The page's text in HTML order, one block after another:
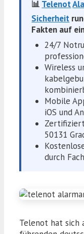
📊 Telenot
Sicherheit
Fakten auf
24/7
Wireless
Mobile
iOS und
50131
durch
Telenot hat sich